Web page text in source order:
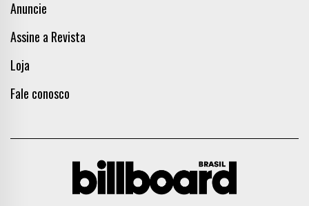
Anuncie
Assine a Revista
Loja
Fale conosco